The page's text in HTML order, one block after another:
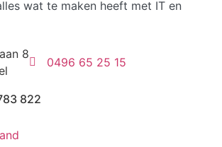
wat te maken heeft met IT en
8
0496 65 25 15
822